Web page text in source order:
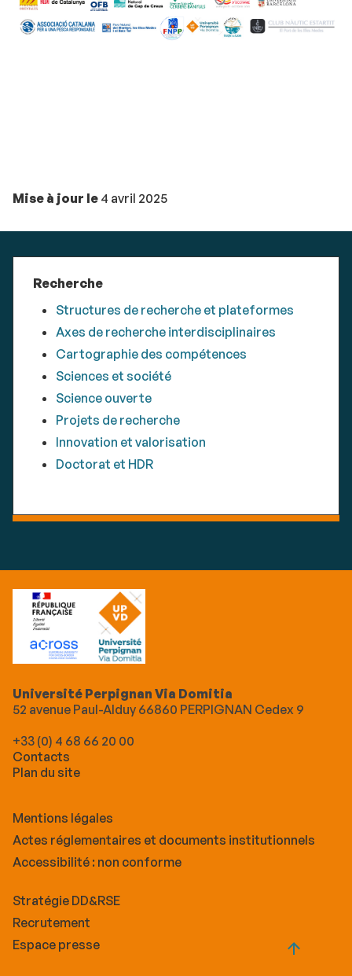
Mise à jour le 4 avril 2025
Recherche
Structures de recherche et plateformes
Axes de recherche interdisciplinaires
Cartographie des compétences
Sciences et société
Science ouverte
Projets de recherche
Innovation et valorisation
Doctorat et HDR
Université Perpignan Via Domitia
52 avenue Paul-Alduy 66860 PERPIGNAN Cedex 9
+33 (0) 4 68 66 20 00
Contacts
Plan du site
Mentions légales
Actes réglementaires et documents institutionnels
Accessibilité : non conforme
Stratégie DD&RSE
Recrutement
Espace presse